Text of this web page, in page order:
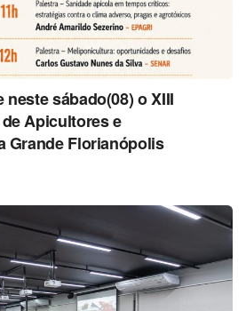
neste sábado(08) o XIII
Apicultores e
Grande Florianópolis